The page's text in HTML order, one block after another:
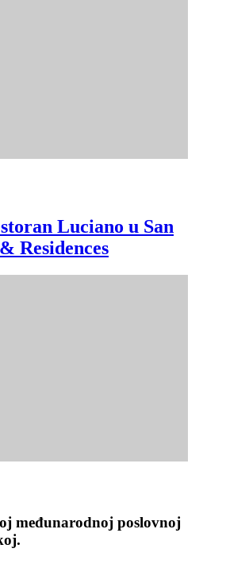
Luciano u San
Residences
međunarodnoj poslovnoj